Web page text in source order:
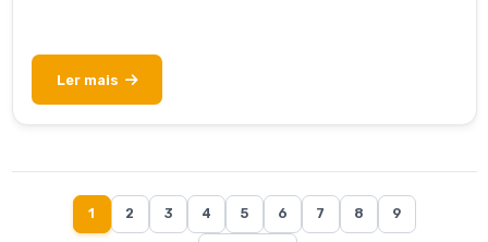
Ler mais
1 2 3 4 5 6 7 8 9